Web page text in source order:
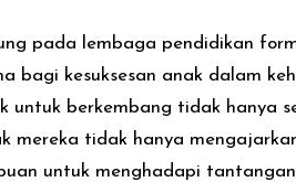
pada lembaga pendidikan
kesuksesan anak dalam
untuk berkembang tidak hanya
mereka tidak hanya
untuk menghadapi